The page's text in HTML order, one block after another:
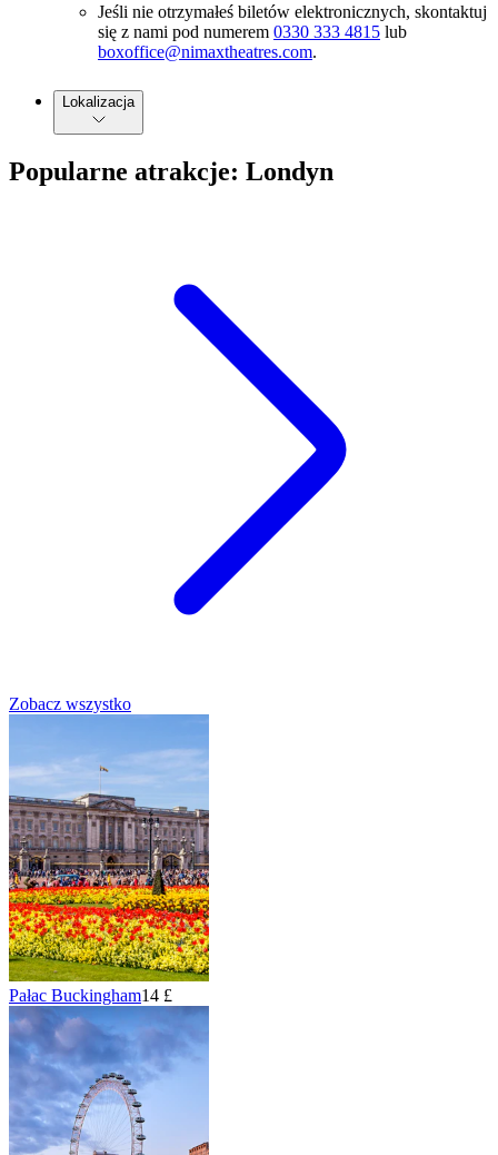
Jeśli nie otrzymałeś biletów elektronicznych, skontaktuj
się z nami pod numerem 0330 333 4815 lub
boxoffice@nimaxtheatres.com.
Lokalizacja
Popularne atrakcje: Londyn
Zobacz wszystko
Pałac Buckingham14 £